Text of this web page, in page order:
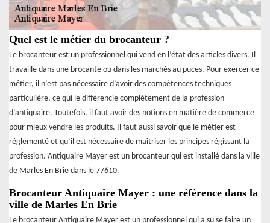
Quel est le métier du brocanteur ?
Le brocanteur est un professionnel qui vend en l’état des articles divers. Il
travaille dans une brocante ou dans les marchés au puces. Pour exercer ce
métier, il n’est pas nécessaire d’avoir des compétences techniques
particulière, ce qui le différencie complètement de la profession
d’antiquaire. Toutefois, il faut avoir des notions en matière de commerce
pour mieux vendre les produits. Il faut aussi savoir que le métier est
réglementé et qu’il est nécessaire de maîtriser les principes régissant la
profession. Antiquaire Mayer est un brocanteur qui est installé dans la ville
de Marles En Brie dans le 77610.
Brocanteur Antiquaire Mayer : une référence dans la
ville de Marles En Brie
Le brocanteur Antiquaire Mayer est un professionnel qui a su se faire un